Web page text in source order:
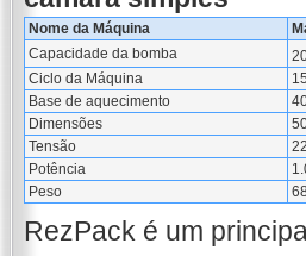
Nome da Máquina
Capacidade da bomba
Ciclo da Máquina
Base de aquecimento
Dimensões
Tensão
Potência
Peso
RezPack é um